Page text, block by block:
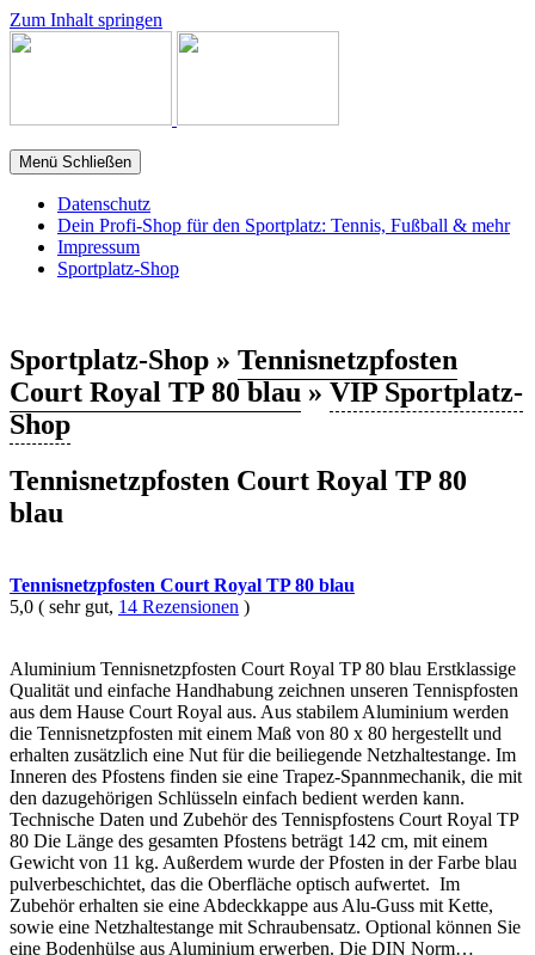
Zum Inhalt springen
Menü Schließen
Datenschutz
Dein Profi-Shop für den Sportplatz: Tennis, Fußball & mehr
Impressum
Sportplatz-Shop
Sportplatz-Shop » Tennisnetzpfosten
Court Royal TP 80 blau » VIP Sportplatz-
Shop
Tennisnetzpfosten Court Royal TP 80
blau
Tennisnetzpfosten Court Royal TP 80 blau
5,0 ( sehr gut, 14 Rezensionen )
Aluminium Tennisnetzpfosten Court Royal TP 80 blau Erstklassige
Qualität und einfache Handhabung zeichnen unseren Tennispfosten
aus dem Hause Court Royal aus. Aus stabilem Aluminium werden
die Tennisnetzpfosten mit einem Maß von 80 x 80 hergestellt und
erhalten zusätzlich eine Nut für die beiliegende Netzhaltestange. Im
Inneren des Pfostens finden sie eine Trapez-Spannmechanik, die mit
den dazugehörigen Schlüsseln einfach bedient werden kann.
Technische Daten und Zubehör des Tennispfostens Court Royal TP
80 Die Länge des gesamten Pfostens beträgt 142 cm, mit einem
Gewicht von 11 kg. Außerdem wurde der Pfosten in der Farbe blau
pulverbeschichtet, das die Oberfläche optisch aufwertet. Im
Zubehör erhalten sie eine Abdeckkappe aus Alu-Guss mit Kette,
sowie eine Netzhaltestange mit Schraubensatz. Optional können Sie
eine Bodenhülse aus Aluminium erwerben. Die DIN Norm…